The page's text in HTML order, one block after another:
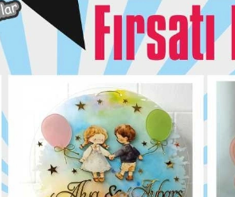
Fiyat Alarmı
Bu ürün için henüz yorum yapılmadı.
Yorum Yap